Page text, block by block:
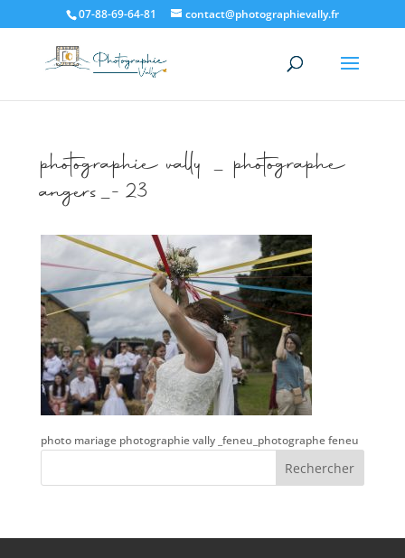
07-88-69-64-81 contact@photographievally.fr
photographie vally _ photographe
angers_-23
photo mariage photographie vally _feneu_photographe feneu